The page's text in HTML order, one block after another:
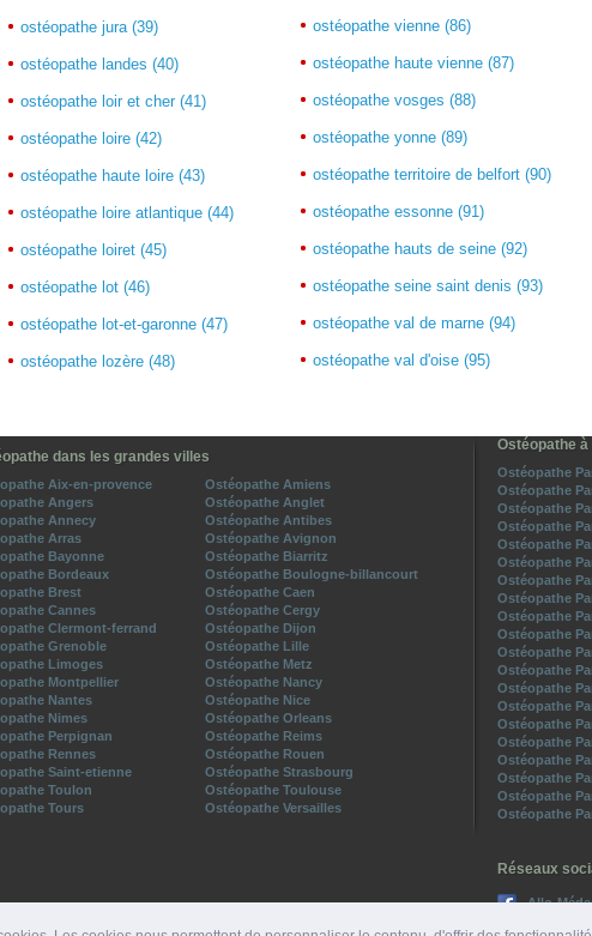
ostéopathe jura (39)
ostéopathe landes (40)
ostéopathe loir et cher (41)
ostéopathe loire (42)
ostéopathe haute loire (43)
ostéopathe loire atlantique (44)
ostéopathe loiret (45)
ostéopathe lot (46)
ostéopathe lot-et-garonne (47)
ostéopathe lozère (48)
ostéopathe vienne (86)
ostéopathe haute vienne (87)
ostéopathe vosges (88)
ostéopathe yonne (89)
ostéopathe territoire de belfort (90)
ostéopathe essonne (91)
ostéopathe hauts de seine (92)
ostéopathe seine saint denis (93)
ostéopathe val de marne (94)
ostéopathe val d'oise (95)
dans les grandes villes
Aix-en-provence
Ostéopathe Amiens
Angers
Ostéopathe Anglet
Annecy
Ostéopathe Antibes
Arras
Ostéopathe Avignon
Bayonne
Ostéopathe Biarritz
Bordeaux
Ostéopathe Boulogne-billancourt
Brest
Ostéopathe Caen
Cannes
Ostéopathe Cergy
Clermont-ferrand
Ostéopathe Dijon
Grenoble
Ostéopathe Lille
Limoges
Ostéopathe Metz
Montpellier
Ostéopathe Nancy
Nantes
Ostéopathe Nice
Nimes
Ostéopathe Orleans
Perpignan
Ostéopathe Reims
Rennes
Ostéopathe Rouen
Saint-etienne
Ostéopathe Strasbourg
Toulon
Ostéopathe Toulouse
Tours
Ostéopathe Versailles
Ostéopathe à
Ostéopathe
Ostéopathe
Ostéopathe
Ostéopathe
Ostéopathe
Ostéopathe
Ostéopathe
Ostéopathe
Ostéopathe
Ostéopathe
Ostéopathe
Ostéopathe
Ostéopathe
Ostéopathe
Ostéopathe
Ostéopathe
Ostéopathe
Ostéopathe
Ostéopathe
Ostéopathe
Réseaux
Allo-
Suivez-